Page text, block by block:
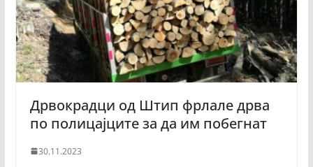
Дрвокрадци од Штип фрлале дрва
по полицајците за да им побегнат
30.11.2023